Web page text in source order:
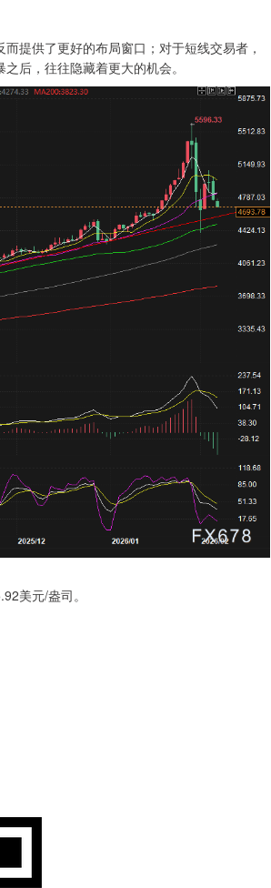
提供了更好的布局窗口；对于短线交易者，
后，往往隐藏着更大的机会。
美元/盎司。